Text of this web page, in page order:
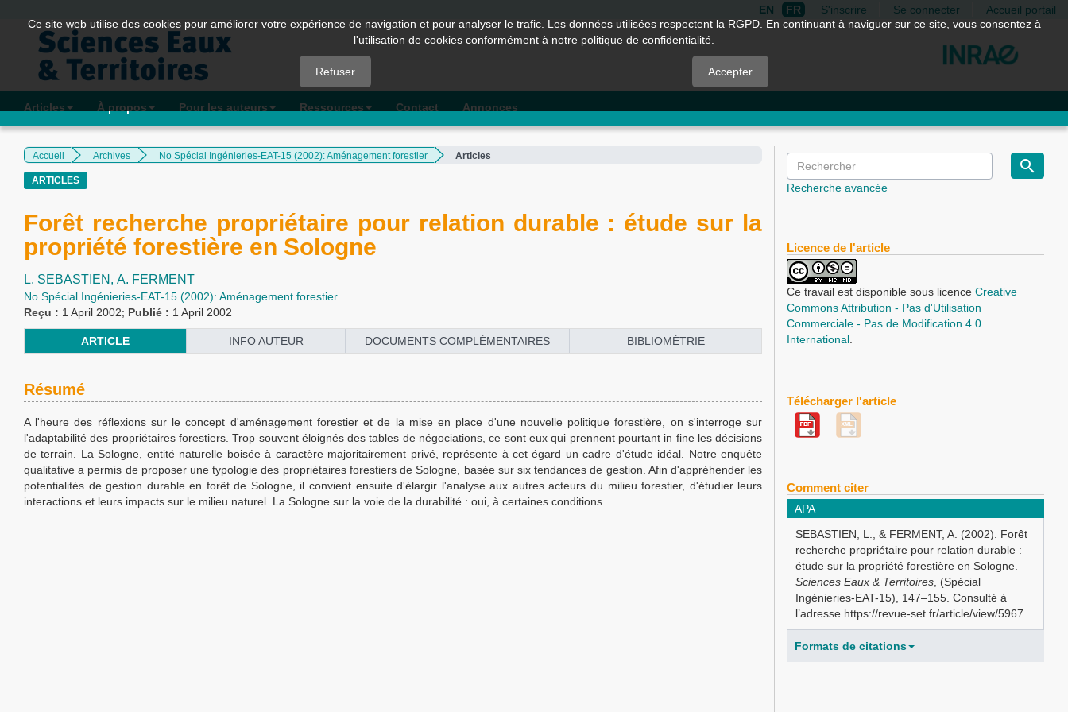
Quick
jump
page
content
Navigation
Main
Content
EN FR S'inscrire Se connecter Accueil portail
Articles À propos Pour les auteurs Ressources Contact Annonces
Accueil Archives No Spécial Ingénieries-EAT-15 (2002): Aménagement forestier Articles
ARTICLES
Forêt recherche propriétaire pour relation durable : étude sur la
propriété forestière en Sologne
L. SEBASTIEN, A. FERMENT
No Spécial Ingénieries-EAT-15 (2002): Aménagement forestier
Reçu : 1 April 2002; Publié : 1 April 2002
ARTICLE INFO AUTEUR DOCUMENTS COMPLÉMENTAIRES BIBLIOMÉTRIE
Résumé
A l'heure des réflexions sur le concept d'aménagement forestier et de la mise en place d'une nouvelle politique forestière, on s'interroge sur
l'adaptabilité des propriétaires forestiers. Trop souvent éloignés des tables de négociations, ce sont eux qui prennent pourtant in fine les décisions
de terrain. La Sologne, entité naturelle boisée à caractère majoritairement privé, représente à cet égard un cadre d'étude idéal. Notre enquête
qualitative a permis de proposer une typologie des propriétaires forestiers de Sologne, basée sur six tendances de gestion. Afin d'appréhender les
potentialités de gestion durable en forêt de Sologne, il convient ensuite d'élargir l'analyse aux autres acteurs du milieu forestier, d'étudier leurs
interactions et leurs impacts sur le milieu naturel. La Sologne sur la voie de la durabilité : oui, à certaines conditions.
Recherche avancée
Licence de l'article
Ce travail est disponible sous licenceCreative
Commons Attribution - Pas d'Utilisation
Commerciale - Pas de Modification 4.0
International
Télécharger l'article
Comment citer
APA
SEBASTIEN, L., & FERMENT, A. (2002). Forêt
recherche propriétaire pour relation durable :
étude sur la propriété forestière en Sologne.
Sciences Eaux & Territoires , (Spécial
Ingénieries-EAT-15), 147–155. Consulté à
l’adresse https://revue-set.fr/article/view/5967
Formats de citations
Ce site web utilise des cookies pour améliorer votre expérience de navigation et pour analyser le trafic. Les données utilisées respectent la RGPD. En continuant à naviguer sur ce site, vous consentez à
l'utilisation de cookies conformément à notre politique de confidentialité.
Refuser Accepter